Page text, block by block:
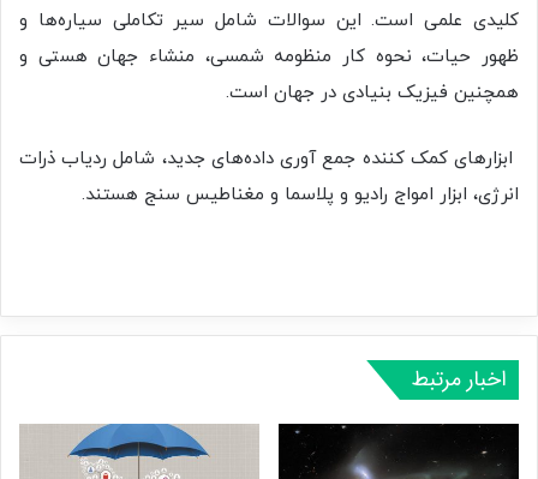
کلیدی علمی است. این سوالات شامل سیر تکاملی سیاره‌ها و
ظهور حیات، نحوه کار منظومه شمسی، منشاء جهان هستی و
همچنین فیزیک بنیادی در جهان است.
ابزارهای کمک کننده جمع آوری داده‌های جدید، شامل ردیاب ذرات
انرژی، ابزار امواج رادیو و پلاسما و مغناطیس سنج هستند.
اخبار مرتبط